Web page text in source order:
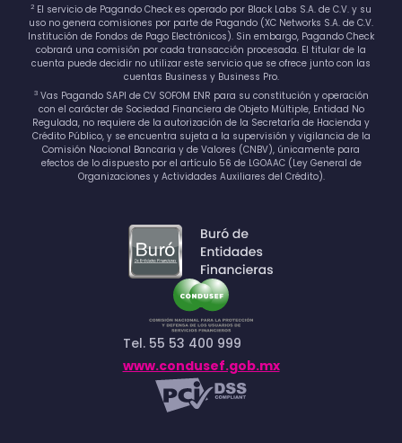
2 El servicio de Pagando Check es operado por Black Labs S.A. de C.V. y su
uso no genera comisiones por parte de Pagando (XC Networks S.A. de C.V.
Institución de Fondos de Pago Electrónicos). Sin embargo, Pagando Check
cobrará una comisión por cada transacción procesada. El titular de la
cuenta puede decidir no utilizar este servicio que se ofrece junto con las
cuentas Business y Business Pro.
3Vas Pagando SAPI de CV SOFOM ENR para su constitución y operación
con el carácter de Sociedad Financiera de Objeto Múltiple, Entidad No
Regulada, no requiere de la autorización de la Secretaría de Hacienda y
Crédito Público, y se encuentra sujeta a la supervisión y vigilancia de la
Comisión Nacional Bancaria y de Valores (CNBV), únicamente para
efectos de lo dispuesto por el artículo 56 de LGOAAC (Ley General de
Organizaciones y Actividades Auxiliares del Crédito).
Tel. 55 53 400 999
www.condusef.gob.mx